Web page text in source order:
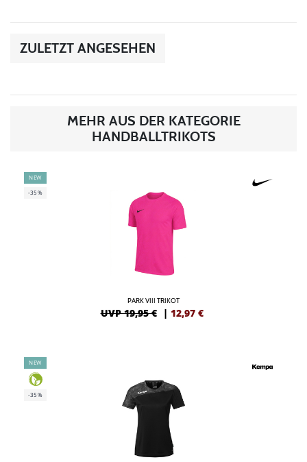
ZULETZT ANGESEHEN
MEHR AUS DER KATEGORIE
HANDBALLTRIKOTS
NEW
-35%
PARK VIII TRIKOT
UVP 19,95 € | 12,97 €
NEW
-35%